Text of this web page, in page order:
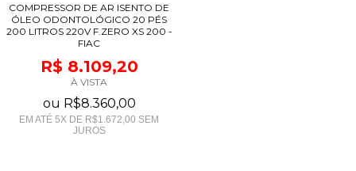
COMPRESSOR DE AR ISENTO DE
ÓLEO ODONTOLÓGICO 20 PÉS
200 LITROS 220V F.ZERO XS 200 -
FIAC
R$ 8.109,20
À VISTA
ou R$8.360,00
EM ATÉ 5X DE R$1.672,00 SEM
JUROS